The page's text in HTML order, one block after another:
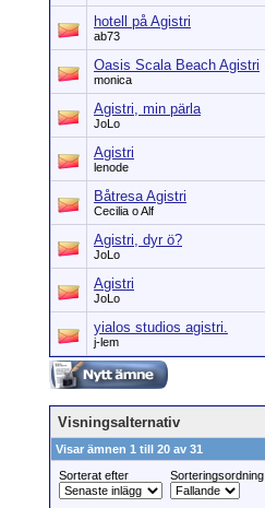
hotell på Agistri
ab73
Oasis Scala Beach Agistri
monica
Agistri, min pärla
JoLo
Agistri
lenode
Båtresa Agistri
Cecilia o Alf
Agistri, dyr ö?
JoLo
Agistri
JoLo
yialos studios agistri.
j-lem
Visningsalternativ
Visar ämnen 1 till 20 av 31
Sorterat efter
Sorteringsordning